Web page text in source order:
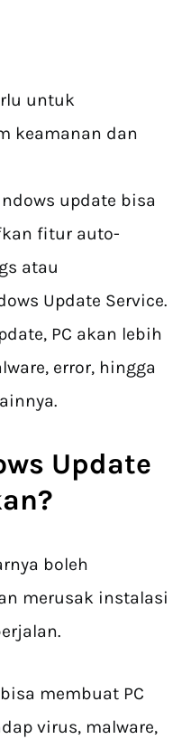
untuk
keamanan dan
update bisa
fitur auto-
atau
Update Service.
PC akan lebih
error, hingga
Update
boleh
merusak instalasi
membuat PC
virus, malware,